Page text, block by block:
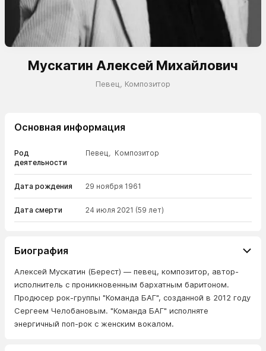
Мускатин Алексей Михайлович
Певец , Композитор
Основная информация
Род
деятельности
Певец, Композитор
Дата рождения 29 ноября 1961
Дата смерти 24 июля 2021 (59 лет)
Биография
Алексей Мускатин (Берест) — певец, композитор, автор-
исполнитель с проникновенным бархатным баритоном.
Продюсер рок-группы "Команда БАГ", созданной в 2012 году
Сергеем Челобановым. "Команда БАГ" исполняте
энергичный поп-рок с женским вокалом.